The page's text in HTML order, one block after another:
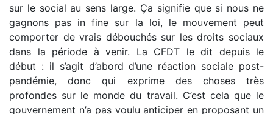
sur le social au sens large. Ça signifie que si nous ne
gagnons pas in fine sur la loi, le mouvement peut
comporter de vrais débouchés sur les droits sociaux
dans la période à venir. La CFDT le dit depuis le
début : il s’agit d’abord d’une réaction sociale post-
pandémie, donc qui exprime des choses très
profondes sur le monde du travail. C’est cela que le
gouvernement n’a pas voulu anticiper en proposant un